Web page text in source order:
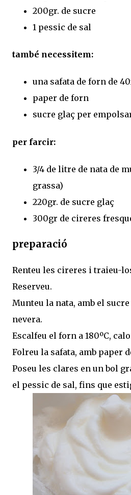
200gr. de sucre
1 pessic de sal
també necessitem:
una safata de forn de
paper de forn
sucre glaç per
per farcir:
3/4 de litre de nata de
grassa)
220gr. de sucre glaç
300gr de cireres
preparació
Renteu les cireres i traieu-
Reserveu.
Munteu la nata, amb el
nevera.
Escalfeu el forn a 180ºC,
Folreu la safata, amb paper
Poseu les clares en un bol
el pessic de sal, fins que